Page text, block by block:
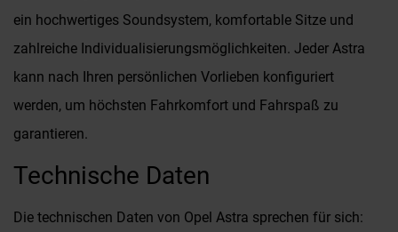
ein hochwertiges Soundsystem, komfortable Sitze und
zahlreiche Individualisierungsmöglichkeiten. Jeder Astra
kann nach Ihren persönlichen Vorlieben konfiguriert
werden, um höchsten Fahrkomfort und Fahrspaß zu
garantieren.
Technische Daten
Die technischen Daten von Opel Astra sprechen für sich: